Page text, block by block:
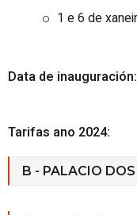
1 e 6 de
Data de inauguración:
Tarifas ano 2024:
B - PALACIO